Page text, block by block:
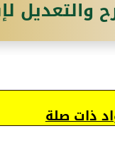
والتعديل
ذات صلة